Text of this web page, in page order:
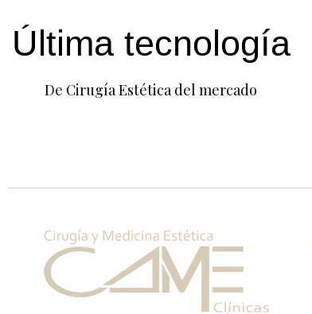
Última tecnología
De Cirugía Estética del mercado